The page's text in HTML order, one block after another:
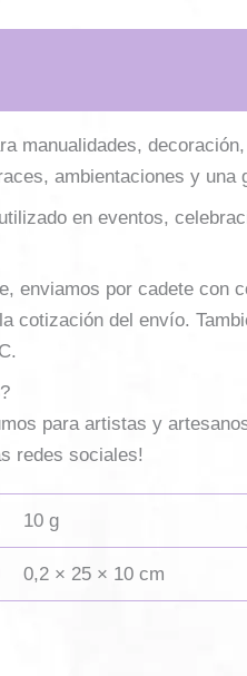
manualidades,
ambientaciones y una
en eventos,
enviamos por cadete
cotización del envío.
para artistas y
redes sociales!
10 g
0,2 × 25 × 10 cm